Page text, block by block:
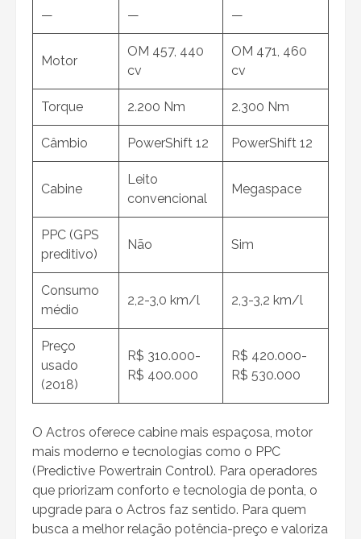
— — —
Motor
OM 457, 440
cv
OM 471, 460
cv
Torque 2.200 Nm 2.300 Nm
Câmbio PowerShift 12 PowerShift 12
Cabine
Leito
convencional
Megaspace
PPC (GPS
preditivo)
Não Sim
Consumo
médio
2,2-3,0 km/l 2,3-3,2 km/l
Preço
usado
(2018)
R$ 310.000-
R$ 400.000
R$ 420.000-
R$ 530.000
O Actros oferece cabine mais espaçosa, motor
mais moderno e tecnologias como o PPC
(Predictive Powertrain Control). Para operadores
que priorizam conforto e tecnologia de ponta, o
upgrade para o Actros faz sentido. Para quem
busca a melhor relação potência-preço e valoriza